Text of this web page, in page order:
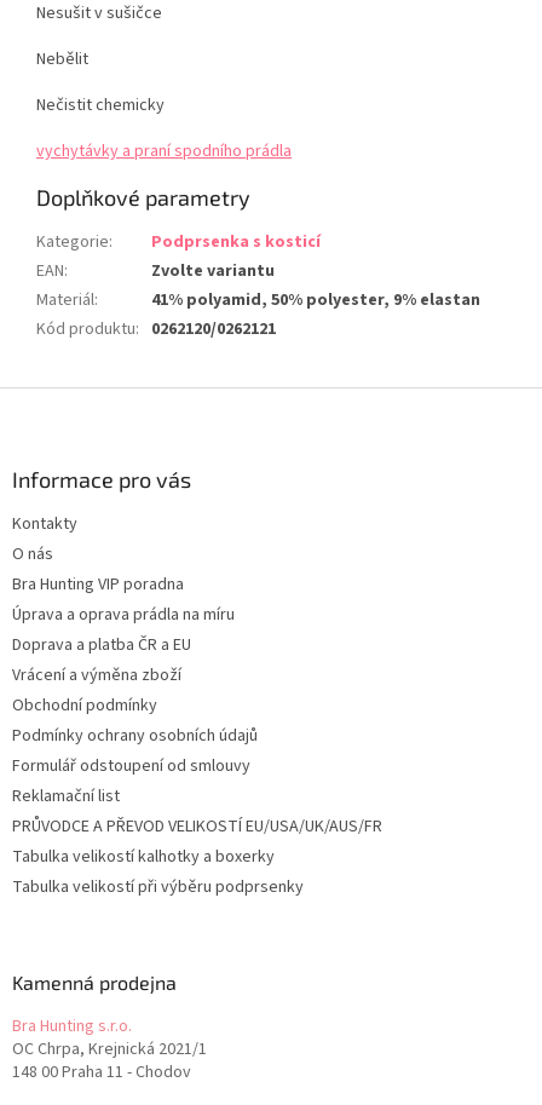
Nesušit v sušičce
Nebělit
Nečistit chemicky
vychytávky a praní spodního prádla
Doplňkové parametry
Kategorie:
Podprsenka s kosticí
EAN:
Zvolte variantu
Materiál:
41% polyamid, 50% polyester, 9% elastan
Kód produktu: 0262120/0262121
Informace pro vás
Kontakty
O nás
Bra Hunting VIP poradna
Úprava a oprava prádla na míru
Doprava a platba ČR a EU
Vrácení a výměna zboží
Obchodní podmínky
Podmínky ochrany osobních údajů
Formulář odstoupení od smlouvy
Reklamační list
PRŮVODCE A PŘEVOD VELIKOSTÍ EU/USA/UK/AUS/FR
Tabulka velikostí kalhotky a boxerky
Tabulka velikostí při výběru podprsenky
Kamenná prodejna
Bra Hunting s.r.o.
OC Chrpa, Krejnická 2021/1
148 00 Praha 11 - Chodov